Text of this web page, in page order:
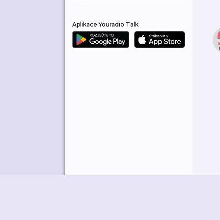
Aplikace Youradio Talk